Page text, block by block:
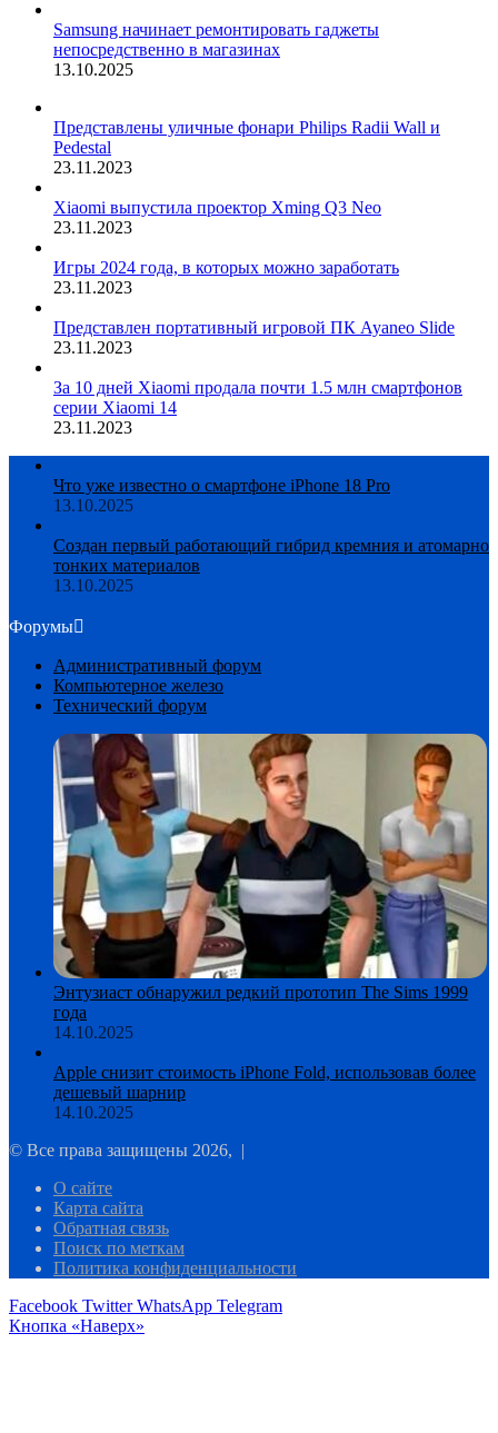
Samsung начинает ремонтировать гаджеты
непосредственно в магазинах
13.10.2025
Представлены уличные фонари Philips Radii Wall и
Pedestal
23.11.2023
Xiaomi выпустила проектор Xming Q3 Neo
23.11.2023
Игры 2024 года, в которых можно заработать
23.11.2023
Представлен портативный игровой ПК Ayaneo Slide
23.11.2023
За 10 дней Xiaomi продала почти 1.5 млн смартфонов
серии Xiaomi 14
23.11.2023
Что уже известно о смартфоне iPhone 18 Pro
13.10.2025
Создан первый работающий гибрид кремния и атомарно
тонких материалов
13.10.2025
Форумы
Административный форум
Компьютерное железо
Технический форум
Энтузиаст обнаружил редкий прототип The Sims 1999
года
14.10.2025
Apple снизит стоимость iPhone Fold, использовав более
дешевый шарнир
14.10.2025
© Все права защищены 2026, |
О сайте
Карта сайта
Обратная связь
Поиск по меткам
Политика конфиденциальности
Facebook Twitter WhatsApp Telegram
Кнопка «Наверх»